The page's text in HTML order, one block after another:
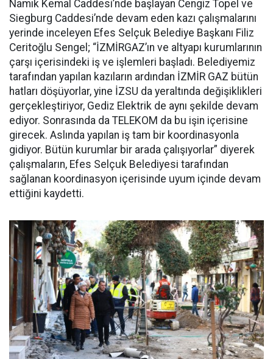
Namık Kemal Caddesi’nde başlayan Cengiz Topel ve
Siegburg Caddesi’nde devam eden kazı çalışmalarını
yerinde inceleyen Efes Selçuk Belediye Başkanı Filiz
Ceritoğlu Sengel; “İZMİRGAZ’ın ve altyapı kurumlarının
çarşı içerisindeki iş ve işlemleri başladı. Belediyemiz
tarafından yapılan kazıların ardından İZMİR GAZ bütün
hatları döşüyorlar, yine İZSU da yeraltında değişiklikleri
gerçekleştiriyor, Gediz Elektrik de aynı şekilde devam
ediyor. Sonrasında da TELEKOM da bu işin içerisine
girecek. Aslında yapılan iş tam bir koordinasyonla
gidiyor. Bütün kurumlar bir arada çalışıyorlar” diyerek
çalışmaların, Efes Selçuk Belediyesi tarafından
sağlanan koordinasyon içerisinde uyum içinde devam
ettiğini kaydetti.